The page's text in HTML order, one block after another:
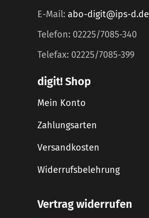
E-Mail: abo-digit@ips-d.de
Telefon: 02225/7085-340
Telefax: 02225/7085-399
digit! Shop
Mein Konto
Zahlungsarten
Versandkosten
Widerrufsbelehrung
Vertrag widerrufen